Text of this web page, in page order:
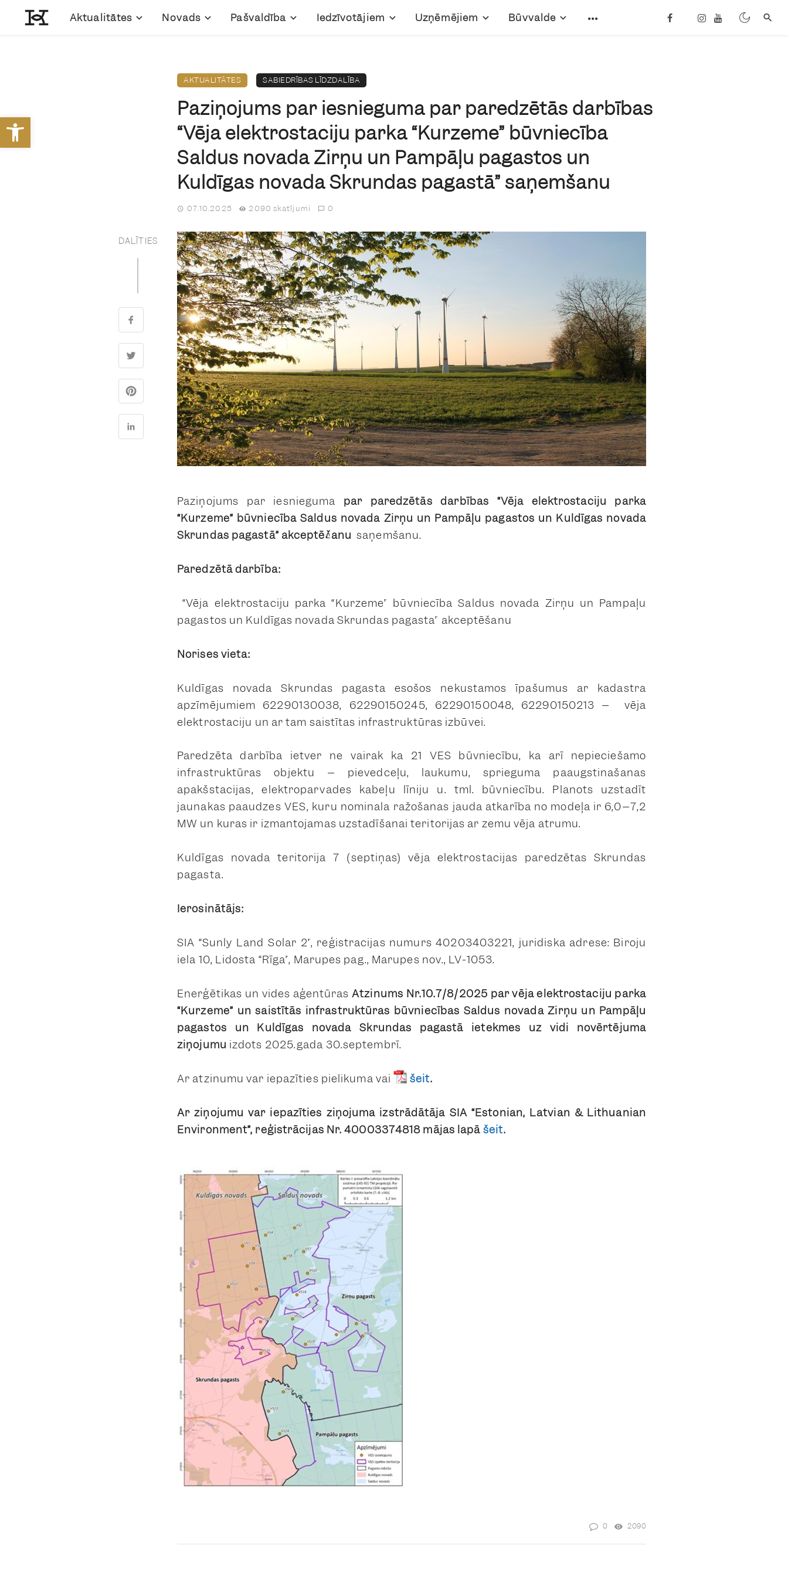
Open toolbar
Aktualitātes Novads Pašvaldība Iedzīvotājiem Uzņēmējiem Būvvalde
AKTUALITĀTES SABIEDRĪBAS LĪDZDALĪBA
Paziņojums par iesnieguma par paredzētās darbības
“Vēja elektrostaciju parka “Kurzeme” būvniecība
Saldus novada Zirņu un Pampāļu pagastos un
Kuldīgas novada Skrundas pagastā” saņemšanu
07.10.2025 2090 skatījumi 0
DALĪTIES
Paziņojums par iesnieguma par paredzētās darbības
“Vēja elektrostaciju parka
“Kurzeme” būvniecība Saldus novada Zirņu un Pampāļu pagastos un Kuldīgas novada
Skrundas pagastā” akceptēšanusaņemšanu.
Paredzētā darbība:
“Vēja elektrostaciju parka “Kurzeme” būvniecība Saldus novada Zirņu un Pampāļu
pagastos un Kuldīgas novada Skrundas pagastā” akceptēšanu
Norises vieta:
Kuldīgas novada Skrundas pagastā esošos nekustamos īpašumus ar kadastra
apzīmējumiem 62290130038, 62290150245, 62290150048, 62290150213 – vēja
elektrostaciju un ar tām saistītās infrastruktūras izbūvei.
Paredzētā darbība ietver ne vairāk kā 21 VES būvniecību, kā arī nepieciešamo
infrastruktūras objektu – pievedceļu, laukumu, sprieguma paaugstināšanas
apakšstacijas, elektropārvades kabeļu līniju u. tml. būvniecību. Plānots uzstādīt
jaunākās paaudzes VES, kuru nominālā ražošanas jauda atkarībā no modeļa ir 6,0–7,2
MW un kuras ir izmantojamas uzstādīšanai teritorijās ar zemu vēja ātrumu.
Kuldīgas novada teritorijā 7 (septiņas) vēja elektrostacijas paredzētas Skrundas
pagastā.
Ierosinātājs:
SIA “Sunly Land Solar 2”, reģistrācijas numurs 40203403221, juridiskā adrese: Biroju
iela 10, Lidosta “Rīga”, Mārupes pag., Mārupes nov., LV-1053.
Enerģētikas un vides aģentūrasAtzinums Nr.10.7/8/2025 par vēja elektrostaciju parka
“Kurzeme” un saistītās infrastruktūras būvniecības Saldus novada Zirņu un Pampāļu
pagastos un Kuldīgas novada Skrundas pagastā ietekmes uz vidi novērtējuma
ziņojumu izdots 2025.gada 30.septembrī.
Ar atzinumu var iepazīties pielikumā vai šeit.
Ar ziņojumu var iepazīties ziņojuma izstrādātāja SIA “Estonian, Latvian & Lithuanian
Environment”, reģistrācijas Nr. 40003374818 mājas lapā šeit.
0 2090